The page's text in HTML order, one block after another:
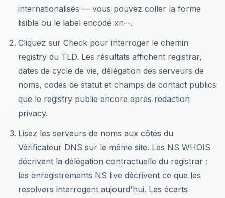
internationalisés — vous pouvez coller la forme
lisible ou le label encodé xn--.
Cliquez sur Check pour interroger le chemin
registry du TLD. Les résultats affichent registrar,
dates de cycle de vie, délégation des serveurs de
noms, codes de statut et champs de contact publics
que le registry publie encore après redaction
privacy.
Lisez les serveurs de noms aux côtés du
Vérificateur DNS sur le même site. Les NS WHOIS
décrivent la délégation contractuelle du registrar ;
les enregistrements NS live décrivent ce que les
resolvers interrogent aujourd'hui. Les écarts